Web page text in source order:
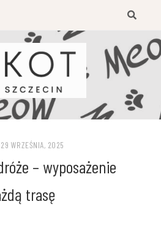
29 WRZEŚNIA, 2025
– wyposażenie
trasę